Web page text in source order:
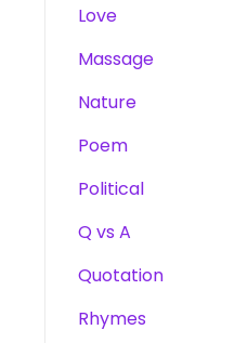
Love
Massage
Nature
Poem
Political
Q vs A
Quotation
Rhymes